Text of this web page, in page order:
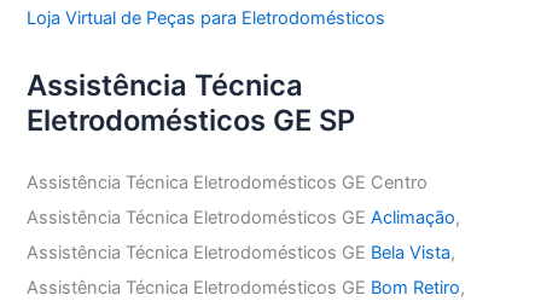
Loja Virtual de Peças para Eletrodomésticos
Assistência Técnica
Eletrodomésticos GE SP
Assistência Técnica Eletrodomésticos GE Centro
Assistência Técnica Eletrodomésticos GEAclimação,
Assistência Técnica Eletrodomésticos GE Bela Vista,
Assistência Técnica Eletrodomésticos GE Bom Retiro,